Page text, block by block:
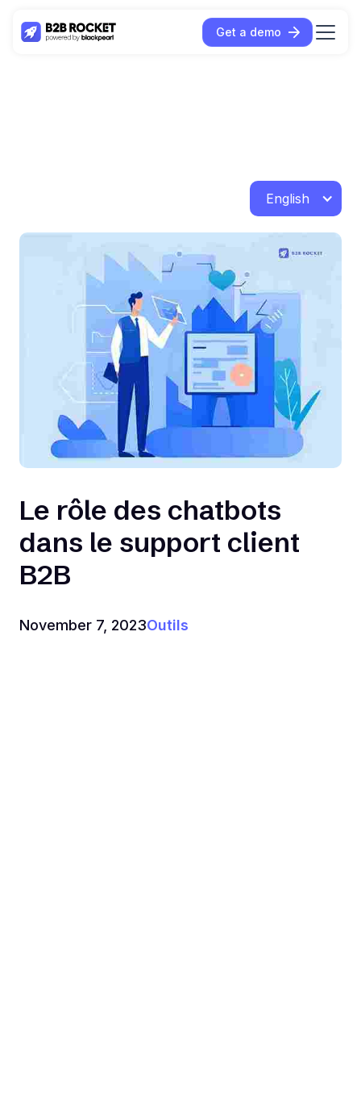
Get a demo
English
Le rôle des chatbots
dans le support client
B2B
November 7, 2023Outils